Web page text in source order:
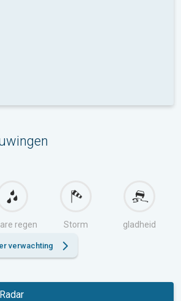
regen Storm gladheid
verwachting